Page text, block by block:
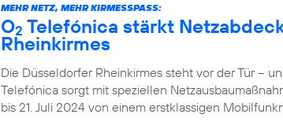
MEHR NETZ, MEHR KIRMESSPASS:
O2 Telefónica stärkt
Rheinkirmes
Die Düsseldorfer Rheinkirmes steht vor der Tür –
Telefónica sorgt mit speziellen
bis 21. Juli 2024 von einem erstklassigen